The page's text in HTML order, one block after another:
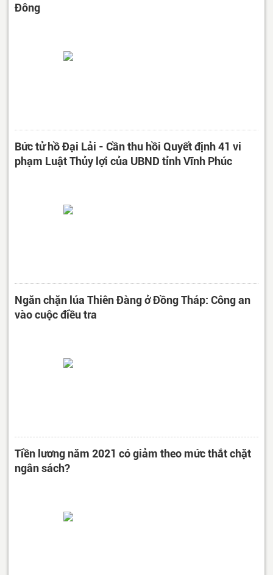
Đông
Bức tử hồ Đại Lải - Cần thu hồi Quyết định 41 vi
phạm Luật Thủy lợi của UBND tỉnh Vĩnh Phúc
Ngăn chặn lúa Thiên Đàng ở Đồng Tháp: Công an
vào cuộc điều tra
Tiền lương năm 2021 có giảm theo mức thắt chặt
ngân sách?